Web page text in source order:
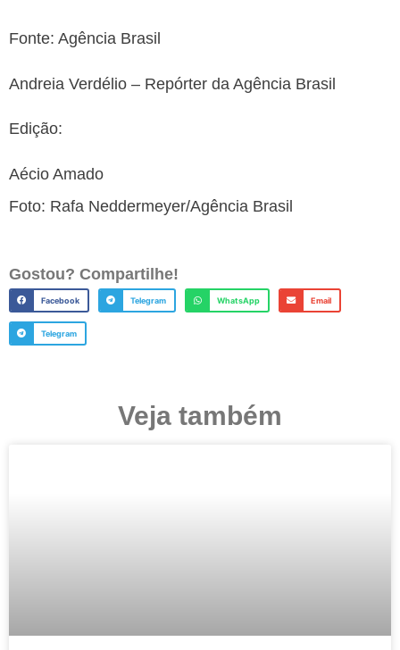
Fonte: Agência Brasil
Andreia Verdélio – Repórter da Agência Brasil
Edição:
Aécio Amado
Foto: Rafa Neddermeyer/Agência Brasil
Gostou? Compartilhe!
Facebook Telegram WhatsApp Email
Telegram
Veja também